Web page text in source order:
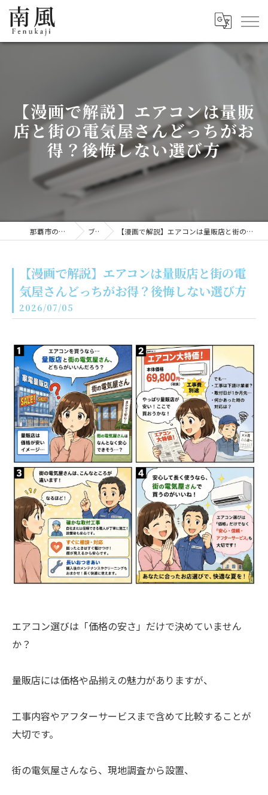
【漫画で解説】エアコンは量販
店と街の電気屋さんどっちがお
得？後悔しない選び方
那覇市の便利屋なら南風 ブログ 【漫画で解説】エアコンは量販店と街の電気屋さんどっちがお得？後悔しない選び方
【漫画で解説】エアコンは量販店と街の電
気屋さんどっちがお得？後悔しない選び方
2026/07/05
エアコン選びは「価格の安さ」だけで決めていません
か？
量販店には価格や品揃えの魅力がありますが、
工事内容やアフターサービスまで含めて比較することが
大切です。
街の電気屋さんなら、現地調査から設置、